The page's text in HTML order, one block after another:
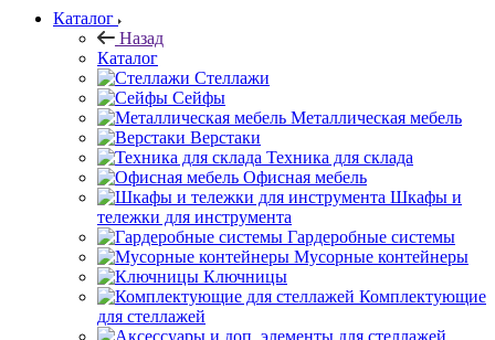
Каталог
Назад
Каталог
Стеллажи
Сейфы
Металлическая мебель
Верстаки
Техника для склада
Офисная мебель
Шкафы и
тележки для инструмента
Гардеробные системы
Мусорные контейнеры
Ключницы
Комплектующие
для стеллажей